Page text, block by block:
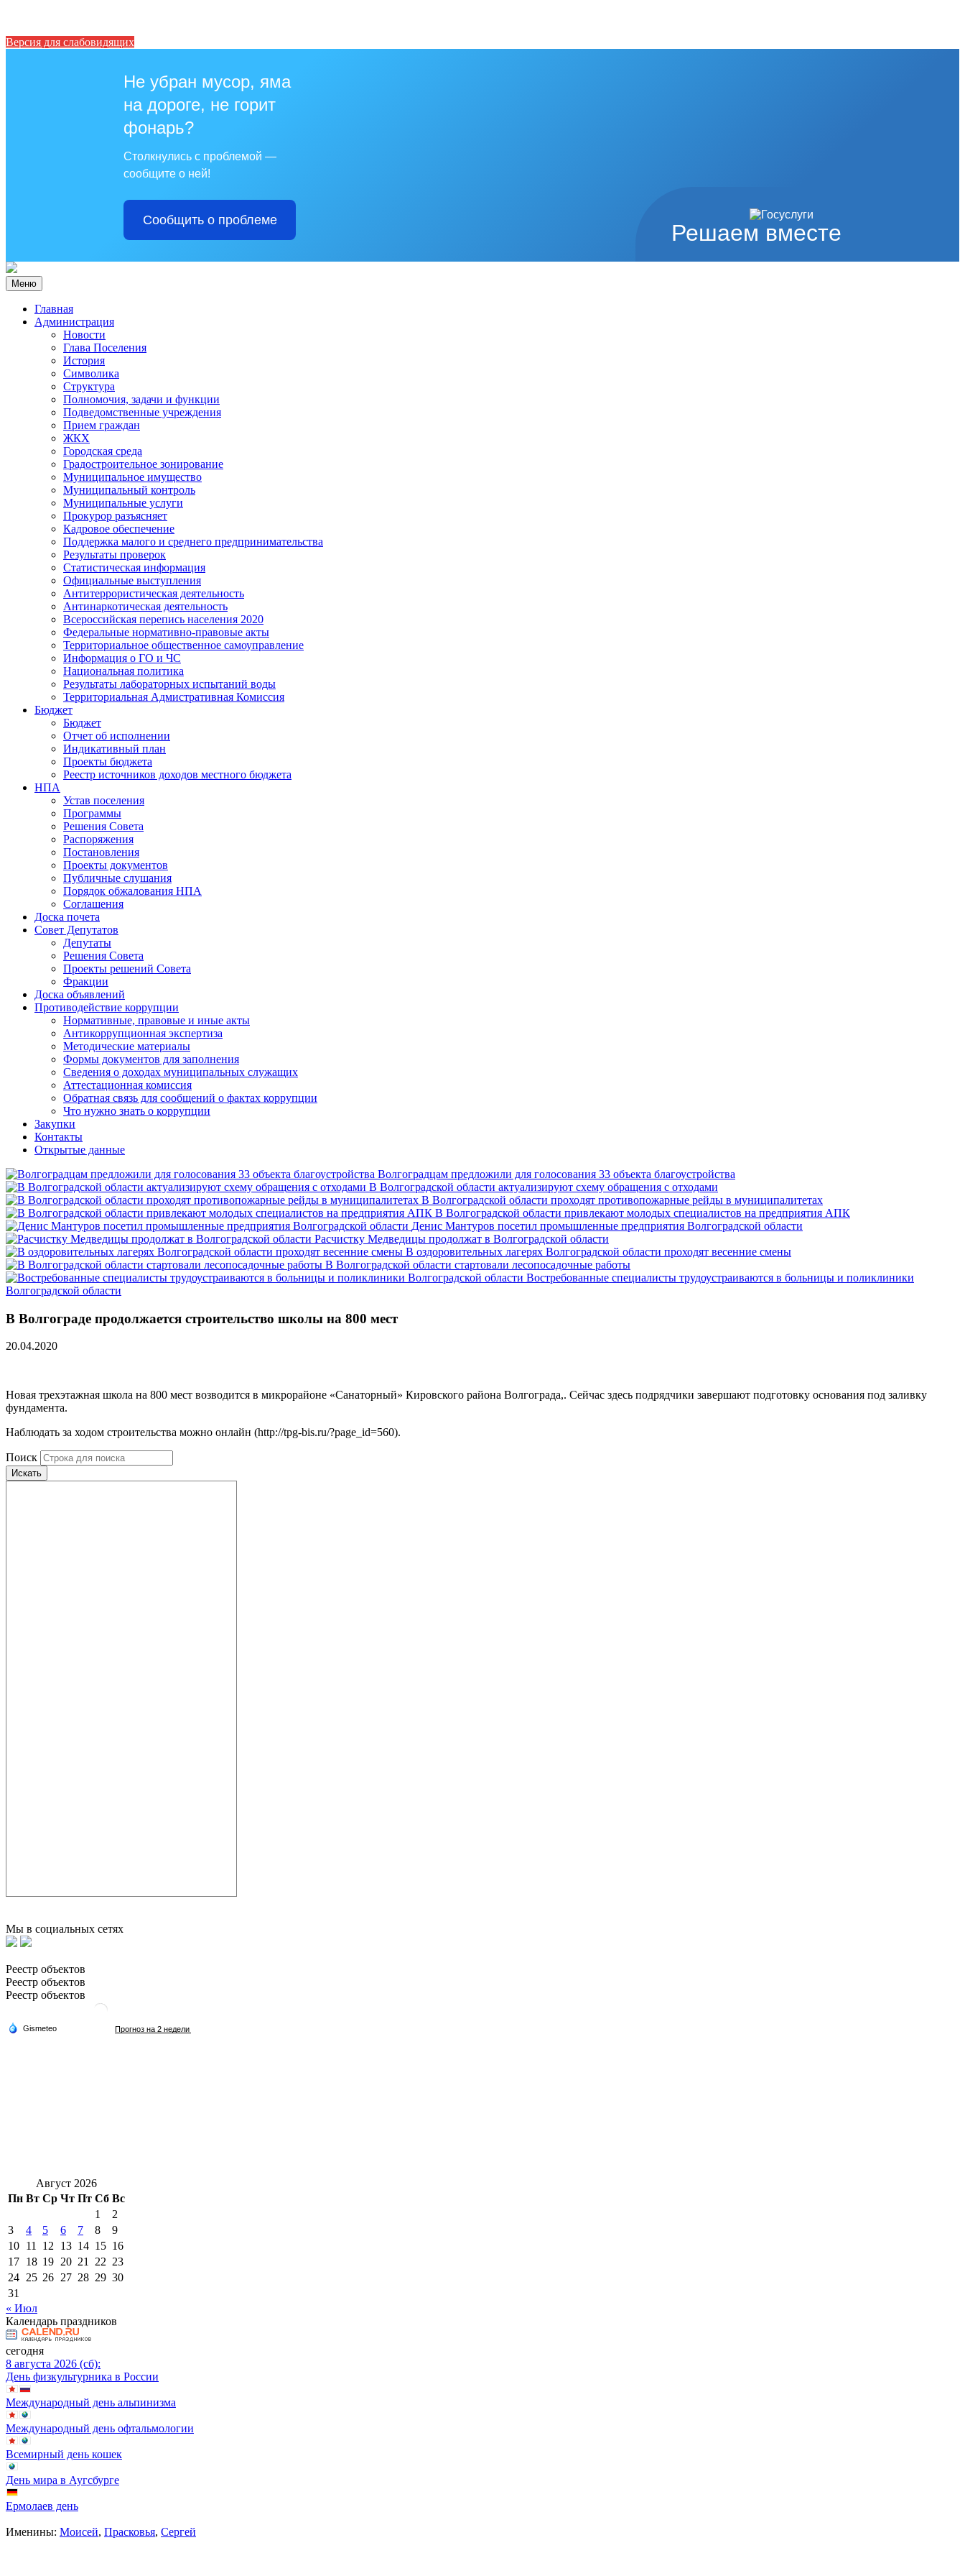
Версия для слабовидящих
Решаем вместе
Не убран мусор, яма
на дороге, не горит
фонарь?
Столкнулись с проблемой —
сообщите о ней!
Сообщить о проблеме
Меню
Главная
Администрация
Новости
Глава Поселения
История
Символика
Структура
Полномочия, задачи и функции
Подведомственные учреждения
Прием граждан
ЖКХ
Городская среда
Градостроительное зонирование
Муниципальное имущество
Муниципальный контроль
Муниципальные услуги
Прокурор разъясняет
Кадровое обеспечение
Поддержка малого и среднего предпринимательства
Результаты проверок
Статистическая информация
Официальные выступления
Антитеррористическая деятельность
Антинаркотическая деятельность
Всероссийская перепись населения 2020
Федеральные нормативно-правовые акты
Территориальное общественное самоуправление
Информация о ГО и ЧС
Национальная политика
Результаты лабораторных испытаний воды
Территориальная Адмистративная Комиссия
Бюджет
Бюджет
Отчет об исполнении
Индикативный план
Проекты бюджета
Реестр источников доходов местного бюджета
НПА
Устав поселения
Программы
Решения Совета
Распоряжения
Постановления
Проекты документов
Публичные слушания
Порядок обжалования НПА
Соглашения
Доска почета
Совет Депутатов
Депутаты
Решения Совета
Проекты решений Совета
Фракции
Доска объявлений
Противодействие коррупции
Нормативные, правовые и иные акты
Антикоррупционная экспертиза
Методические материалы
Формы документов для заполнения
Сведения о доходах муниципальных служащих
Аттестационная комиссия
Обратная связь для сообщений о фактах коррупции
Что нужно знать о коррупции
Закупки
Контакты
Открытые данные
Волгоградцам предложили для голосования 33 объекта благоустройства
В Волгоградской области актуализируют схему обращения с отходами
В Волгоградской области проходят противопожарные рейды в муниципалитетах
В Волгоградской области привлекают молодых специалистов на предприятия АПК
Денис Мантуров посетил промышленные предприятия Волгоградской области
Расчистку Медведицы продолжат в Волгоградской области
В оздоровительных лагерях Волгоградской области проходят весенние смены
В Волгоградской области стартовали лесопосадочные работы
Востребованные специалисты трудоустраиваются в больницы и поликлиники
Волгоградской области
В Волгограде продолжается строительство школы на 800 мест
20.04.2020
Новая трехэтажная школа на 800 мест возводится в микрорайоне «Санаторный» Кировского района Волгограда,. Сейчас здесь подрядчики завершают подготовку основания под заливку
фундамента.
Наблюдать за ходом строительства можно онлайн (http://tpg-bis.ru/?page_id=560).
Поиск
Искать
Мы в социальных сетях
Реестр объектов
Реестр объектов
Реестр объектов
Август 2026
Пн Вт Ср Чт Пт Сб Вс
1
2
3
4 5 6 7 8
9
10 11 12 13 14 15 16
17 18 19 20 21 22 23
24 25 26 27 28 29 30
31
« Июл
Календарь праздников
сегодня
8 августа 2026 (сб):
День физкультурника в России
Международный день альпинизма
Международный день офтальмологии
Всемирный день кошек
День мира в Аугсбурге
Ермолаев день
Именины: Моисей, Прасковья, Сергей